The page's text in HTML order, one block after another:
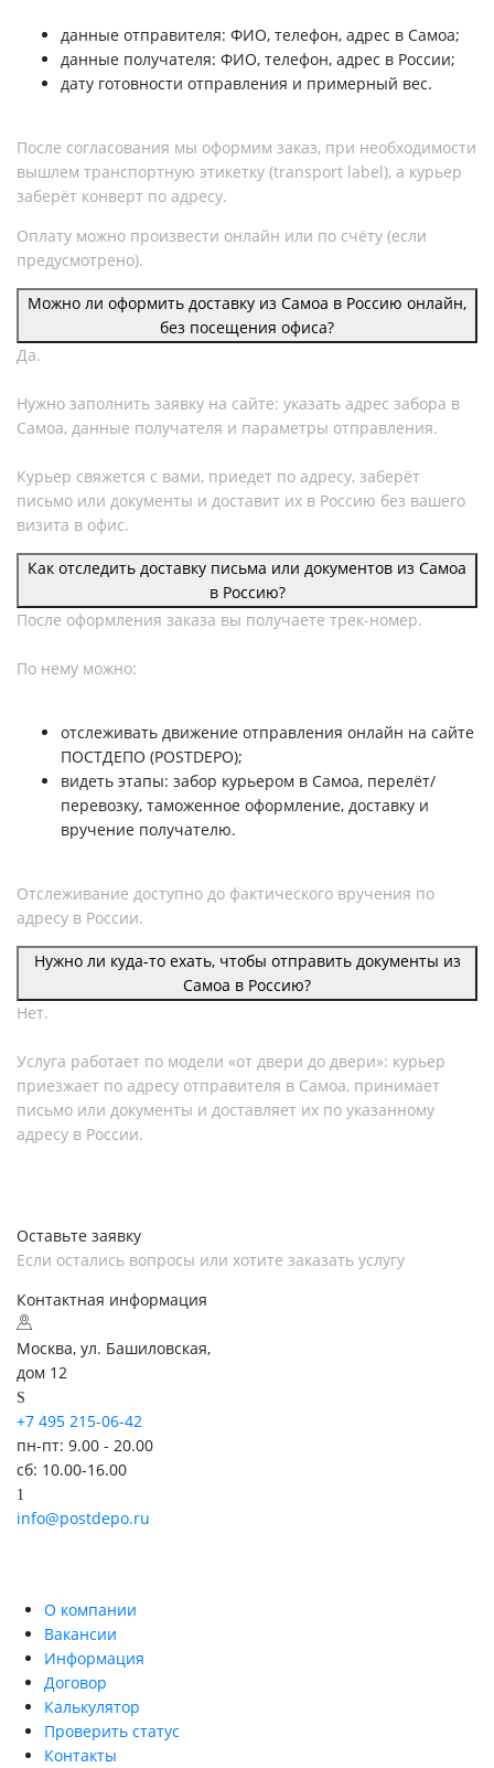
данные отправителя: ФИО, телефон, адрес в Самоа;
данные получателя: ФИО, телефон, адрес в России;
дату готовности отправления и примерный вес.
После согласования мы оформим заказ, при необходимости
вышлем транспортную этикетку (transport label), а курьер
заберёт конверт по адресу.
Оплату можно произвести онлайн или по счёту (если
предусмотрено).
Можно ли оформить доставку из Самоа в Россию онлайн,
без посещения офиса?
Да.
Нужно заполнить заявку на сайте: указать адрес забора в
Самоа, данные получателя и параметры отправления.
Курьер свяжется с вами, приедет по адресу, заберёт
письмо или документы и доставит их в Россию без вашего
визита в офис.
Как отследить доставку письма или документов из Самоа
в Россию?
После оформления заказа вы получаете трек-номер.
По нему можно:
отслеживать движение отправления онлайн на сайте
ПОСТДЕПО (POSTDEPO);
видеть этапы: забор курьером в Самоа, перелёт/
перевозку, таможенное оформление, доставку и
вручение получателю.
Отслеживание доступно до фактического вручения по
адресу в России.
Нужно ли куда-то ехать, чтобы отправить документы из
Самоа в Россию?
Нет.
Услуга работает по модели «от двери до двери»: курьер
приезжает по адресу отправителя в Самоа, принимает
письмо или документы и доставляет их по указанному
адресу в России.
Оставьте заявку
Если остались вопросы или хотите заказать услугу
Контактная информация
Москва, ул. Башиловская,
дом 12
+7 495 215-06-42
пн-пт: 9.00 - 20.00
сб: 10.00-16.00
info@postdepo.ru
О компании
Вакансии
Информация
Договор
Калькулятор
Проверить статус
Контакты